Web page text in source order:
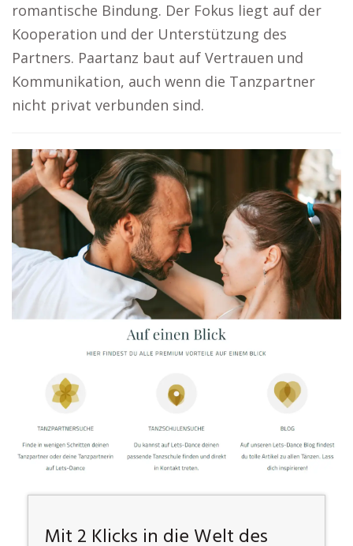
romantische Bindung. Der Fokus liegt auf der
Kooperation und der Unterstützung des
Partners. Paartanz baut auf Vertrauen und
Kommunikation, auch wenn die Tanzpartner
nicht privat verbunden sind.
Mit 2 Klicks in die Welt des